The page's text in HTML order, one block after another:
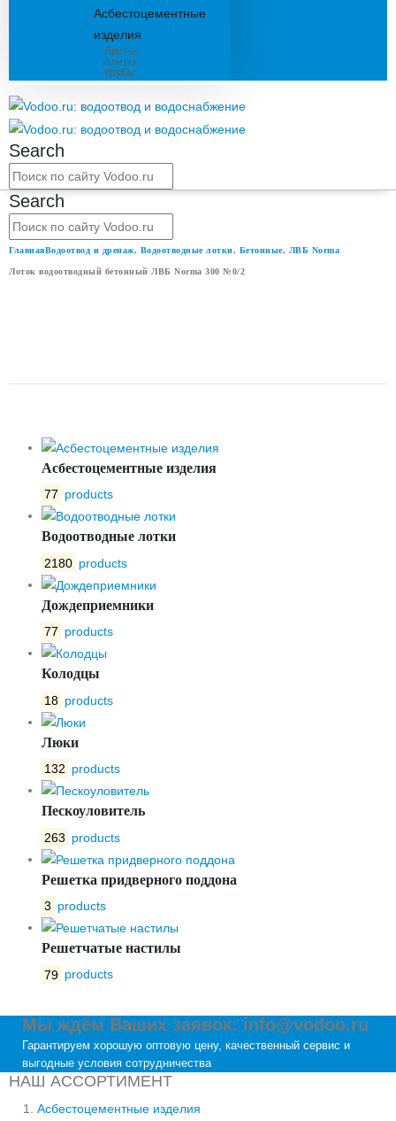
Асбестоцементные
изделия
Листы,
плиты,
трубы
Search
Search
ГлавнаяВодоотвод и дренаж, Водоотводные лотки, Бетонные, ЛВБ Norma
Лоток водоотводный бетонный ЛВБ Norma 300 №0/2
Асбестоцементные изделия
77 products
Водоотводные лотки
2180 products
Дождеприемники
77 products
Колодцы
18 products
Люки
132 products
Пескоуловитель
263 products
Решетка придверного поддона
3 products
Решетчатые настилы
79 products
Мы ждём Ваших заявок: info@vodoo.ru
Гарантируем хорошую оптовую цену, качественный сервис и
выгодные условия сотрудничества
НАШ АССОРТИМЕНТ
Асбестоцементные изделия